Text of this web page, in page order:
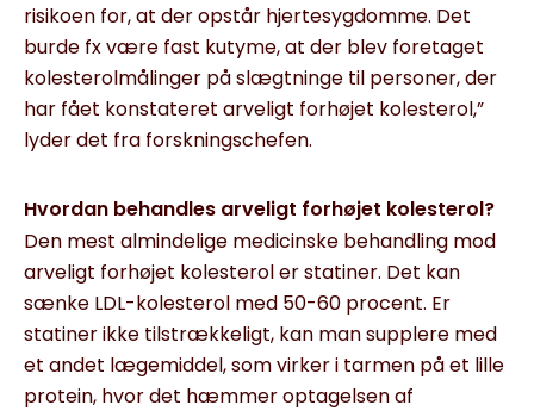
risikoen for, at der opstår hjertesygdomme. Det
burde fx være fast kutyme, at der blev foretaget
kolesterolmålinger på slægtninge til personer, der
har fået konstateret arveligt forhøjet kolesterol,”
lyder det fra forskningschefen.
Hvordan behandles arveligt forhøjet kolesterol?
Den mest almindelige medicinske behandling mod
arveligt forhøjet kolesterol er statiner. Det kan
sænke LDL-kolesterol med 50-60 procent. Er
statiner ikke tilstrækkeligt, kan man supplere med
et andet læge­middel, som virker i tarmen på et lille
protein, hvor det hæmmer optagelsen af